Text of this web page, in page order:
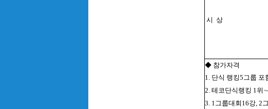
시 상
◆ 참가자격
1. 단식 랭킹5그룹
2. 테코단식랭킹 1위
3. 1그룹대회16강, 2